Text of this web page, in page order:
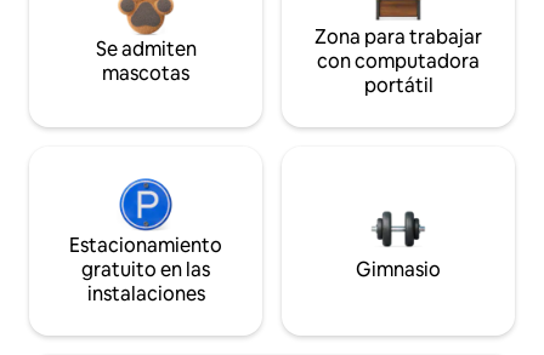
Se admiten
mascotas
Zona para trabajar
con computadora
portátil
Estacionamiento
gratuito en las
instalaciones
Gimnasio